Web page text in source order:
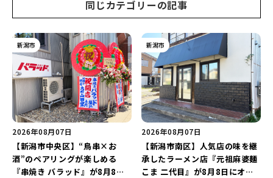
同じカテゴリーの記事
新潟市
2026年08月07日
【新潟市中央区】“鳥串×お
酒”のペアリングが楽しめる
『串焼き バラッド』が8月8日
新潟市
2026年08月07日
【新潟市南区】人気店の味を継
承したラーメン店『元祖麻婆麺
こま 二代目』が8月8日にオー